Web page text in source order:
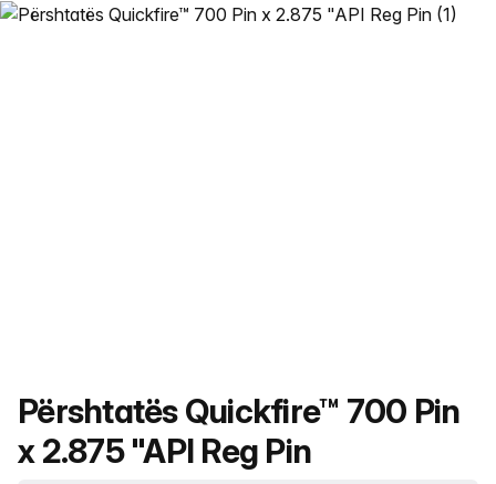
Emri i produktit
Përshtatës Quickfire™ 700 Pin
x 2.875 "API Reg Pin